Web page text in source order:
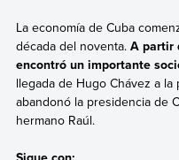
La economía de Cuba
década del noventa.A partir
encontró un importante
llegada de Hugo Chávez a
abandonó la presidencia de
hermano Raúl.